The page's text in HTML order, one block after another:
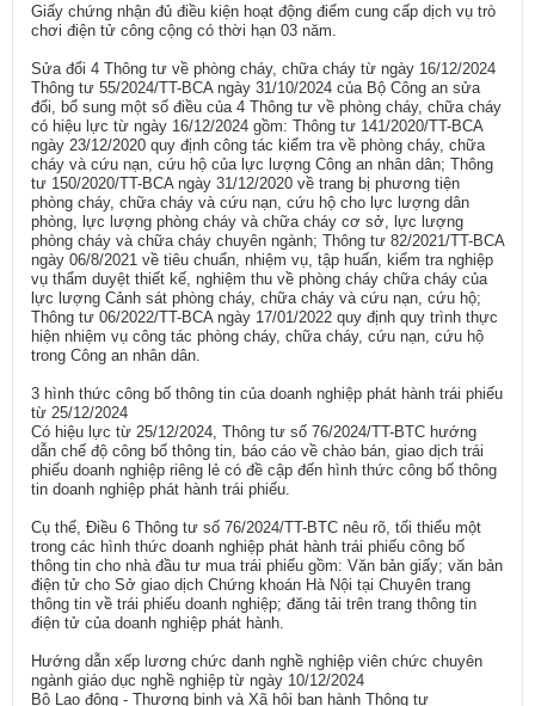
Giấy chứng nhận đủ điều kiện hoạt động điểm cung cấp dịch vụ trò
chơi điện tử công cộng có thời hạn 03 năm.
Sửa đổi 4 Thông tư về phòng cháy, chữa cháy từ ngày 16/12/2024
Thông tư 55/2024/TT-BCA ngày 31/10/2024 của Bộ Công an sửa
đổi, bổ sung một số điều của 4 Thông tư về phòng cháy, chữa cháy
có hiệu lực từ ngày 16/12/2024 gồm: Thông tư 141/2020/TT-BCA
ngày 23/12/2020 quy định công tác kiểm tra về phòng cháy, chữa
cháy và cứu nạn, cứu hộ của lực lượng Công an nhân dân; Thông
tư 150/2020/TT-BCA ngày 31/12/2020 về trang bị phương tiện
phòng cháy, chữa cháy và cứu nạn, cứu hộ cho lực lượng dân
phòng, lực lượng phòng cháy và chữa cháy cơ sở, lực lượng
phòng cháy và chữa cháy chuyên ngành; Thông tư 82/2021/TT-BCA
ngày 06/8/2021 về tiêu chuẩn, nhiệm vụ, tập huấn, kiểm tra nghiệp
vụ thẩm duyệt thiết kế, nghiệm thu về phòng cháy chữa cháy của
lực lượng Cảnh sát phòng cháy, chữa cháy và cứu nạn, cứu hộ;
Thông tư 06/2022/TT-BCA ngày 17/01/2022 quy định quy trình thực
hiện nhiệm vụ công tác phòng cháy, chữa cháy, cứu nạn, cứu hộ
trong Công an nhân dân.
3 hình thức công bố thông tin của doanh nghiệp phát hành trái phiếu
từ 25/12/2024
Có hiệu lực từ 25/12/2024, Thông tư số 76/2024/TT-BTC hướng
dẫn chế độ công bố thông tin, báo cáo về chào bán, giao dịch trái
phiếu doanh nghiệp riêng lẻ có đề cập đến hình thức công bố thông
tin doanh nghiệp phát hành trái phiếu.
Cụ thể, Điều 6 Thông tư số 76/2024/TT-BTC nêu rõ, tối thiểu một
trong các hình thức doanh nghiệp phát hành trái phiếu công bố
thông tin cho nhà đầu tư mua trái phiếu gồm: Văn bản giấy; văn bản
điện tử cho Sở giao dịch Chứng khoán Hà Nội tại Chuyên trang
thông tin về trái phiếu doanh nghiệp; đăng tải trên trang thông tin
điện tử của doanh nghiệp phát hành.
Hướng dẫn xếp lương chức danh nghề nghiệp viên chức chuyên
ngành giáo dục nghề nghiệp từ ngày 10/12/2024
Bộ Lao động - Thương binh và Xã hội ban hành Thông tư